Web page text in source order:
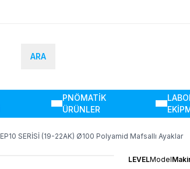
ARA
PNÖMATİK
ÜRÜNLER
EP10 SERİSİ (19-22AK) Ø100 Polyamid Mafsallı Ayaklar
LEVELModel